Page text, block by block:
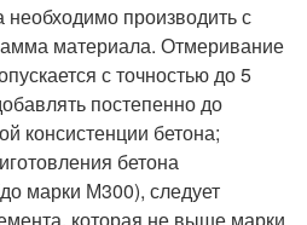
производить с
материала. Отмеривание
с точностью до 5
постепенно до
консистенции бетона;
бетона
марки М300), следует
которая не выше марки